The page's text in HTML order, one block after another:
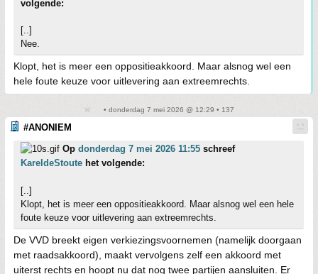
volgende:
[..]
Nee.
Klopt, het is meer een oppositieakkoord. Maar alsnog wel een
hele foute keuze voor uitlevering aan extreemrechts.
• donderdag 7 mei 2026 @ 12:29 • 137
#ANONIEM
Op donderdag 7 mei 2026 11:55 schreef
KareldeStoute het volgende:
[..]
Klopt, het is meer een oppositieakkoord. Maar alsnog wel een hele
foute keuze voor uitlevering aan extreemrechts.
De VVD breekt eigen verkiezingsvoornemen (namelijk doorgaan
met raadsakkoord), maakt vervolgens zelf een akkoord met
uiterst rechts en hoopt nu dat nog twee partijen aansluiten. Er